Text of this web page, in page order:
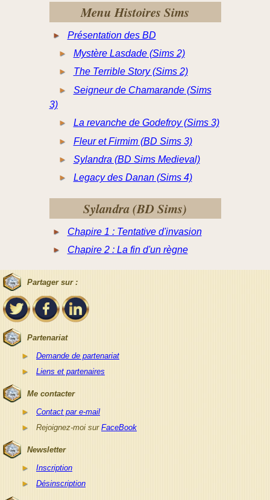
Menu Histoires Sims
Présentation des BD
Mystère Lasdade (Sims 2)
The Terrible Story (Sims 2)
Seigneur de Chamarande (Sims
3)
La revanche de Godefroy (Sims 3)
Fleur et Firmim (BD Sims 3)
Sylandra (BD Sims Medieval)
Legacy des Danan (Sims 4)
Sylandra (BD Sims)
Chapire 1 : Tentative d'invasion
Chapire 2 : La fin d'un règne
Partager sur :
Partenariat
Demande de partenariat
Liens et partenaires
Me contacter
Contact par e-mail
Rejoignez-moi sur FaceBook
Newsletter
Inscription
Désinscription